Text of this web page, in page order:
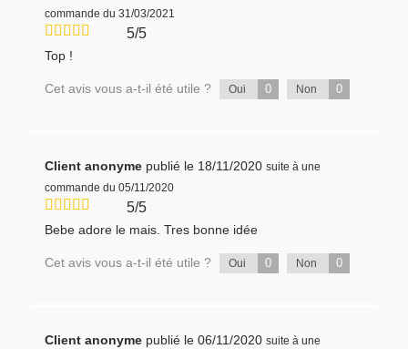
commande du 31/03/2021
5/5
Top !
Cet avis vous a-t-il été utile ? Oui 0 Non 0
Client anonyme publié le 18/11/2020 suite à une
commande du 05/11/2020
5/5
Bebe adore le mais. Tres bonne idée
Cet avis vous a-t-il été utile ? Oui 0 Non 0
Client anonyme publié le 06/11/2020 suite à une